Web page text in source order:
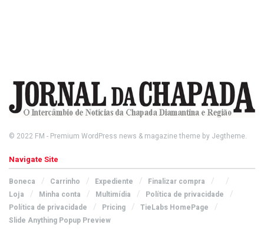
© 2022 FM - Premium WordPress news & magazine theme by Jegtheme.
Navigate Site
Boneca Carrinho Expediente
Finalizar compra
Loja
Minha conta Multimídia
Política de privacidade
Política de privacidade
Pricing
TieLabs HomePage
Slide Anything Popup Preview